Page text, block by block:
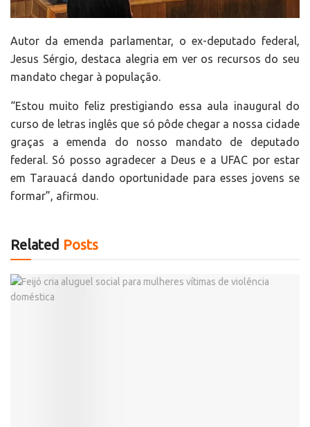
Autor da emenda parlamentar, o ex-deputado federal,
Jesus Sérgio, destaca alegria em ver os recursos do seu
mandato chegar à população.
“Estou muito feliz prestigiando essa aula inaugural do
curso de letras inglês que só pôde chegar a nossa cidade
graças a emenda do nosso mandato de deputado
federal. Só posso agradecer a Deus e a UFAC por estar
em Tarauacá dando oportunidade para esses jovens se
formar”, afirmou.
Related Posts